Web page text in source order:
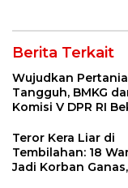
Berita Terkait
Wujudkan
Tangguh, BMKG
Komisi V DPR RI
Sekolah Lapang
Teror Kera Liar di
Tembilahan: 18
Jadi Korban Ganas,